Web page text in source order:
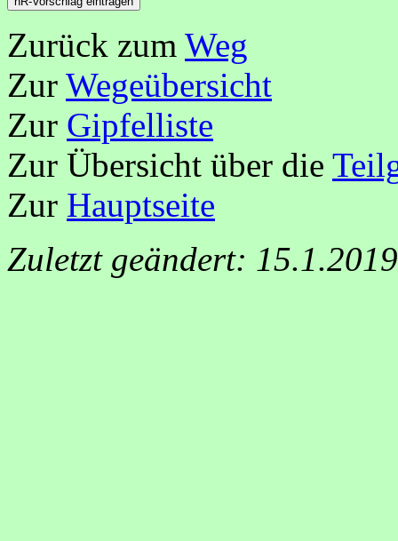
Zurück zum Weg
Zur Wegeübersicht
Zur Gipfelliste
Zur Übersicht über die
Zur Hauptseite
Zuletzt geändert: